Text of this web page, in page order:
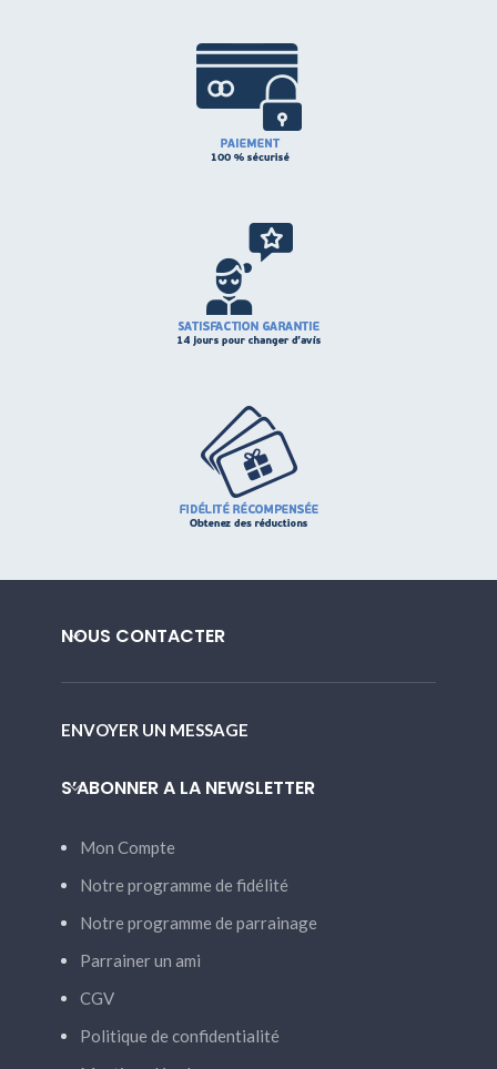
NOUS CONTACTER
ENVOYER UN MESSAGE
S’ABONNER A LA NEWSLETTER
Mon Compte
Notre programme de fidélité
Notre programme de parrainage
Parrainer un ami
CGV
Politique de confidentialité